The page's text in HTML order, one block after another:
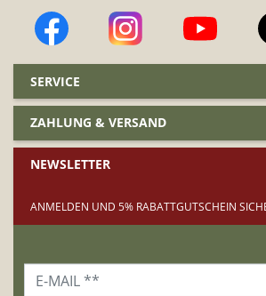
SERVICE
ZAHLUNG & VERSAND
NEWSLETTER
ANMELDEN UND 5% RABATTGUTSCHEIN